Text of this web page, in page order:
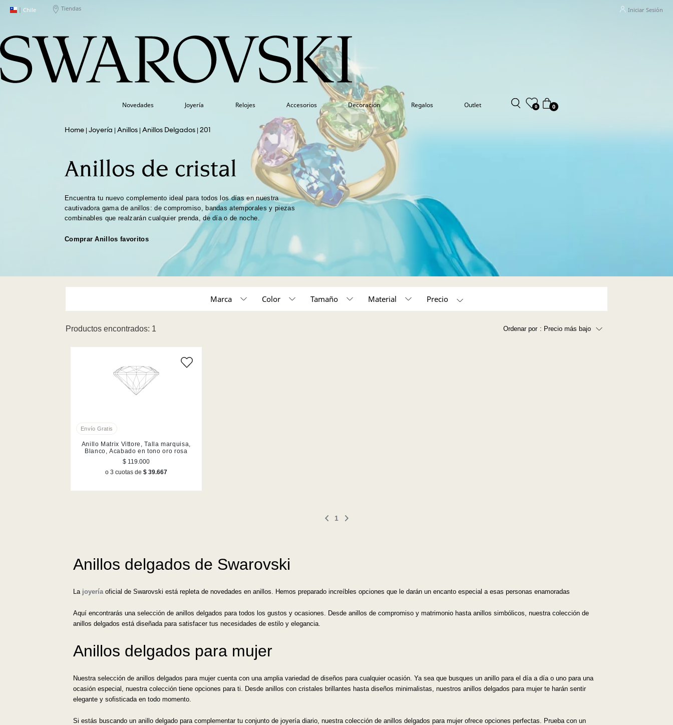
| Chile Tiendas Iniciar Sesión
Novedades Joyería Relojes Accesorios Decoración Regalos Outlet 0 0
Joyería Anillos Anillos Delgados 201
Anillos de cristal
Encuentra tu nuevo complemento ideal para todos los días en nuestra
cautivadora gama de anillos: de compromiso, bandas atemporales y piezas
combinables que realzarán cualquier prenda, de día o de noche.
Comprar Anillos favoritos
Marca
Swarovski (1)
Color Tamaño Material
50,000 - 150,000 (1)
Productos encontrados: 1 Ordenar por : Precio más bajo
Anillo Matrix Vittore, Talla marquisa,
Blanco, Acabado en tono oro rosa
$ 119.000
o 3 cuotas de $ 39.667
1
Anillos delgados de Swarovski
La joyeríaoficial de Swarovski está repleta de novedades en anillos. Hemos preparado increíbles opciones que le darán un encanto especial a esas personas enamoradas
Aquí encontrarás una selección de anillos delgados para todos los gustos y ocasiones. Desde anillos de compromiso y matrimonio hasta anillos simbólicos, nuestra colección de
anillos delgados está diseñada para satisfacer tus necesidades de estilo y elegancia.
Anillos delgados para mujer
Nuestra selección de anillos delgados para mujer cuenta con una amplia variedad de diseños para cualquier ocasión. Ya sea que busques un anillo para el día a día o uno para una
ocasión especial, nuestra colección tiene opciones para ti. Desde anillos con cristales brillantes hasta diseños minimalistas, nuestros anillos delgados para mujer te harán sentir
elegante y sofisticada en todo momento.
Si estás buscando un anillo delgado para complementar tu conjunto de joyería diario, nuestra colección de anillos delgados para mujer ofrece opciones perfectas. Prueba con un